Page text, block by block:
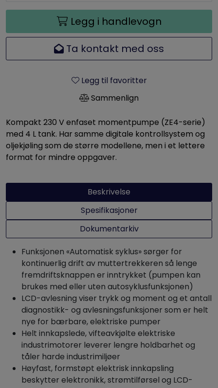
Legg i handlevogn
Ta kontakt med oss
Legg til favoritter
Sammenlign
Kompakt 230 V enfaset momentpumpe (ZE4-serie)
med 4 L tank. Har samme digitale kontrollsystem og
oljekjøling som de større modellene, men i et lettere
format for mindre oppgaver.
Beskrivelse
Spesifikasjoner
Dokumentarkiv
Funksjonen «Automatisk syklus» sørger for
kontinuerlig drift av muttertrekkeren så lenge
fremdriftsknappen er inntrykket (pumpen kan
brukes med eller uten autosyklusfunksjonen)
LCD-avlesning viser trykk og moment og et antall
diagnostikk- og avlesningsfunksjoner som er helt
nye for bærbare, elektriske pumper
Helt innkapslede, vifteavkjølte elektriske
industrimotorer leverer lengre holdbarhet og
tåler harde industrimiljøer
Høyfast, formstøpt elektrisk innkapsling
beskytter elektronikk, strømtilførsel og LCD-